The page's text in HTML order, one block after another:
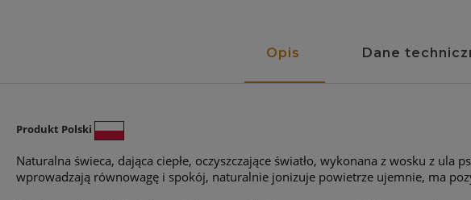
Opis Dane
Produkt Polski
Naturalna świeca, dająca ciepłe, oczyszczające światło, wykonana z wosku z
wprowadzają równowagę i spokój, naturalnie jonizuje powietrze ujemnie, ma